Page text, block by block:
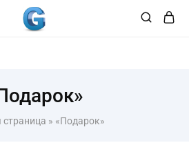
8 (3462 ) 49 49 48
страница » «Подарок»